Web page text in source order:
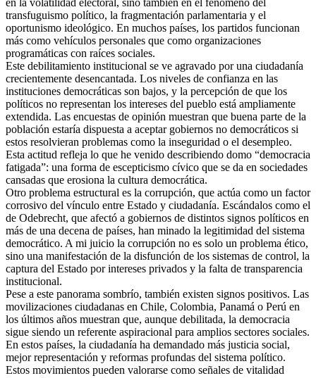
en la volatilidad electoral, sino también en el fenómeno del
transfuguismo político, la fragmentación parlamentaria y el
oportunismo ideológico. En muchos países, los partidos funcionan
más como vehículos personales que como organizaciones
programáticas con raíces sociales.
Este debilitamiento institucional se ve agravado por una ciudadanía
crecientemente desencantada. Los niveles de confianza en las
instituciones democráticas son bajos, y la percepción de que los
políticos no representan los intereses del pueblo está ampliamente
extendida. Las encuestas de opinión muestran que buena parte de la
población estaría dispuesta a aceptar gobiernos no democráticos si
estos resolvieran problemas como la inseguridad o el desempleo.
Esta actitud refleja lo que he venido describiendo domo “democracia
fatigada”: una forma de escepticismo cívico que se da en sociedades
cansadas que erosiona la cultura democrática.
Otro problema estructural es la corrupción, que actúa como un factor
corrosivo del vínculo entre Estado y ciudadanía. Escándalos como el
de Odebrecht, que afectó a gobiernos de distintos signos políticos en
más de una decena de países, han minado la legitimidad del sistema
democrático. A mi juicio la corrupción no es solo un problema ético,
sino una manifestación de la disfunción de los sistemas de control, la
captura del Estado por intereses privados y la falta de transparencia
institucional.
Pese a este panorama sombrío, también existen signos positivos. Las
movilizaciones ciudadanas en Chile, Colombia, Panamá o Perú en
los últimos años muestran que, aunque debilitada, la democracia
sigue siendo un referente aspiracional para amplios sectores sociales.
En estos países, la ciudadanía ha demandado más justicia social,
mejor representación y reformas profundas del sistema político.
Estos movimientos pueden valorarse como señales de vitalidad